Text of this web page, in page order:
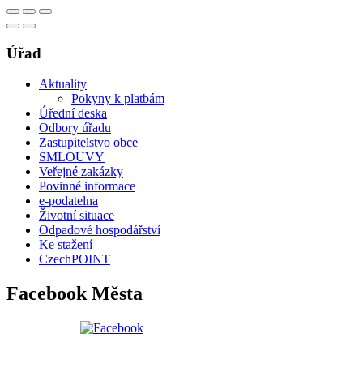
Úřad
Aktuality
Pokyny k platbám
Úřední deska
Odbory úřadu
Zastupitelstvo obce
SMLOUVY
Veřejné zakázky
Povinné informace
e-podatelna
Životní situace
Odpadové hospodářství
Ke stažení
CzechPOINT
Facebook Města